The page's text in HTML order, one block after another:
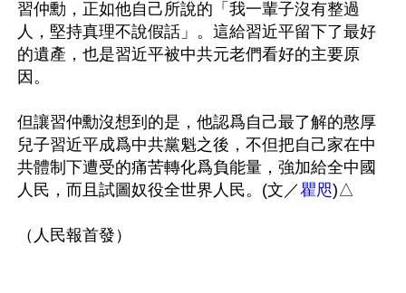
習仲勳，正如他自己所說的「我一輩子沒有整過
人，堅持真理不說假話」。這給習近平留下了最好
的遺產，也是習近平被中共元老們看好的主要原
因。
但讓習仲勳沒想到的是，他認爲自己最了解的憨厚
兒子習近平成爲中共黨魁之後，不但把自己家在中
共體制下遭受的痛苦轉化爲負能量，強加給全中國
人民，而且試圖奴役全世界人民。(文／瞿咫)△